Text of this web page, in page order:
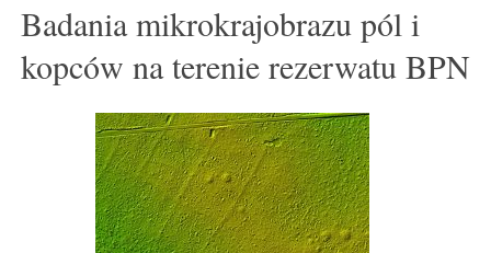
Badania mikrokrajobrazu pól i
kopców na terenie rezerwatu BPN